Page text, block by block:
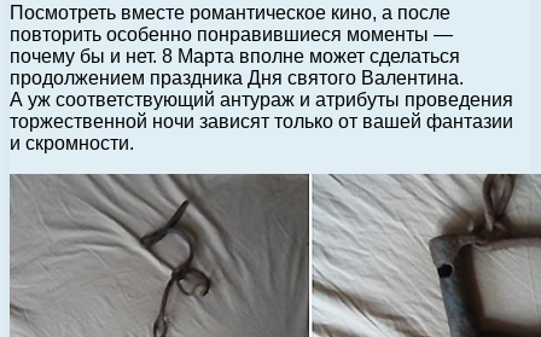
Посмотреть вместе романтическое кино, а после
повторить особенно понравившиеся моменты —
почему бы и нет. 8 Марта вполне может сделаться
продолжением праздника Дня святого Валентина.
А уж соответствующий антураж и атрибуты проведения
торжественной ночи зависят только от вашей фантазии
и скромности.